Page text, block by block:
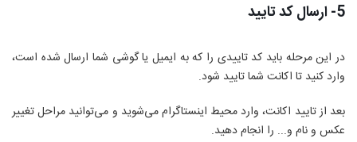
5- ارسال کد تایید
در این مرحله باید کد تاییدی را که به ایمیل یا گوشی شما ارسال شده است،
وارد کنید تا اکانت شما تایید شود.
بعد از تایید اکانت، وارد محیط اینستاگرام می‌شوید و می‌توانید مراحل تغییر
عکس و نام و... را انجام دهید.